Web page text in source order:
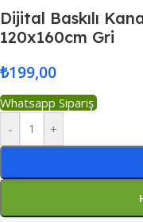
Dijital Baskılı
120x160cm Gri
₺199,00
Whatsapp Sipariş
-
+